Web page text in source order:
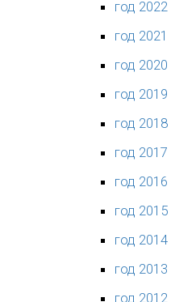
год 2022
год 2021
год 2020
год 2019
год 2018
год 2017
год 2016
год 2015
год 2014
год 2013
год 2012